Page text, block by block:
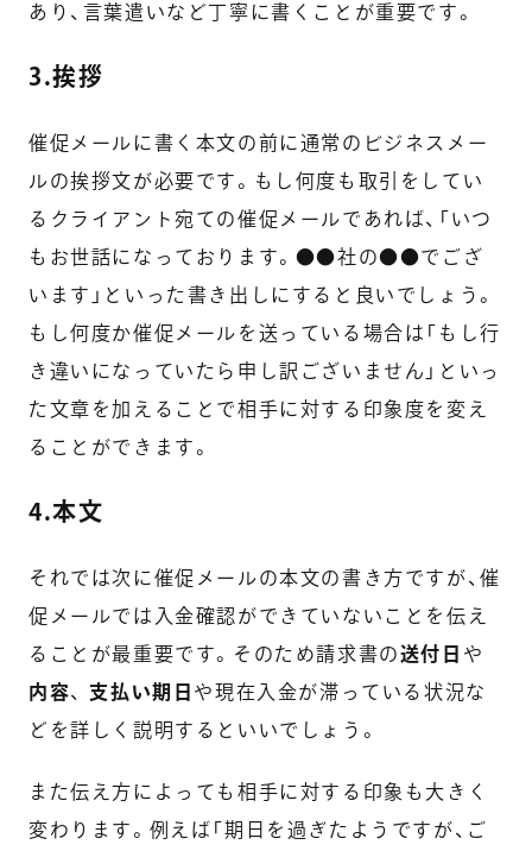
あり、言葉遣いなど丁寧に書くことが重要です。
3.挨拶
催促メールに書く本文の前に通常のビジネスメー
ルの挨拶文が必要です。もし何度も取引をしてい
るクライアント宛ての催促メールであれば、
「いつ
もお世話になっております。●●社の●●でござ
います」といった書き出し にすると良いでしょう。
もし何度か催促メールを送っている場合は 「もし行
き違いになっていたら申し訳ございません」 といっ
た文章を加えることで相手に対する印象度を変え
ることができます。
4.本文
それでは次に催促メールの本文の書き方ですが、催
促メールでは入金確認ができていないことを伝え
ることが最重要です。そのため請求書の送付日 や
内容、 支払い期日 や現在 入金が滞っている状況な
どを詳しく説明する といいでしょう。
また伝え方によっても相手に対する印象も大きく
変わります。例えば 「期日を過ぎたようですが、ご